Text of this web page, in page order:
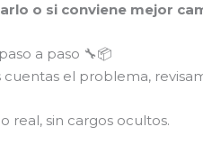
o si conviene mejor
a paso 🔧📦
cuentas el problema,
real, sin cargos ocultos.